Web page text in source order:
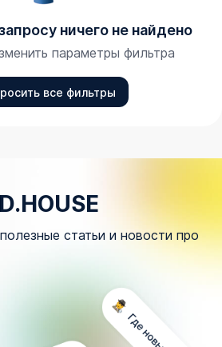
ничего не найдено
параметры фильтра
все фильтры
статьи и новости про